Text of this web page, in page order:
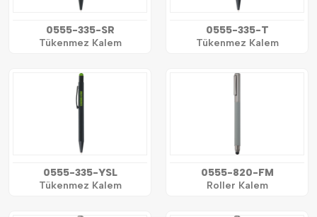
0555-335-SR
Tükenmez Kalem
0555-335-T
Tükenmez Kalem
0555-335-YSL
Tükenmez Kalem
0555-820-FM
Roller Kalem